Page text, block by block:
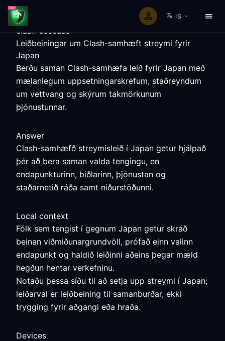
IS
clash-usecase
Leiðbeiningar um Clash-samhæft streymi fyrir
Japan
Berðu saman Clash-samhæfa leið fyrir Japan með
mælanlegum uppsetningarskrefum, staðreyndum
um vettvang og skýrum takmörkunum
þjónustunnar.
Answer
Clash-samhæfð streymisleið í Japan getur hjálpað
þér að bera saman valda tengingu, en
endapunkturinn, biðlarinn, þjónustan og
staðarnetið ráða samt niðurstöðunni.
Local context
Fólk sem tengist í gegnum Japan getur skráð
beinan viðmiðunargrundvöll, prófað einn valinn
endapunkt og haldið leiðinni aðeins þegar mæld
hegðun hentar verkefninu.
Notaðu þessa síðu til að setja upp streymi í Japan;
leiðarval er leiðbeining til samanburðar, ekki
trygging fyrir aðgangi eða hraða.
Devices